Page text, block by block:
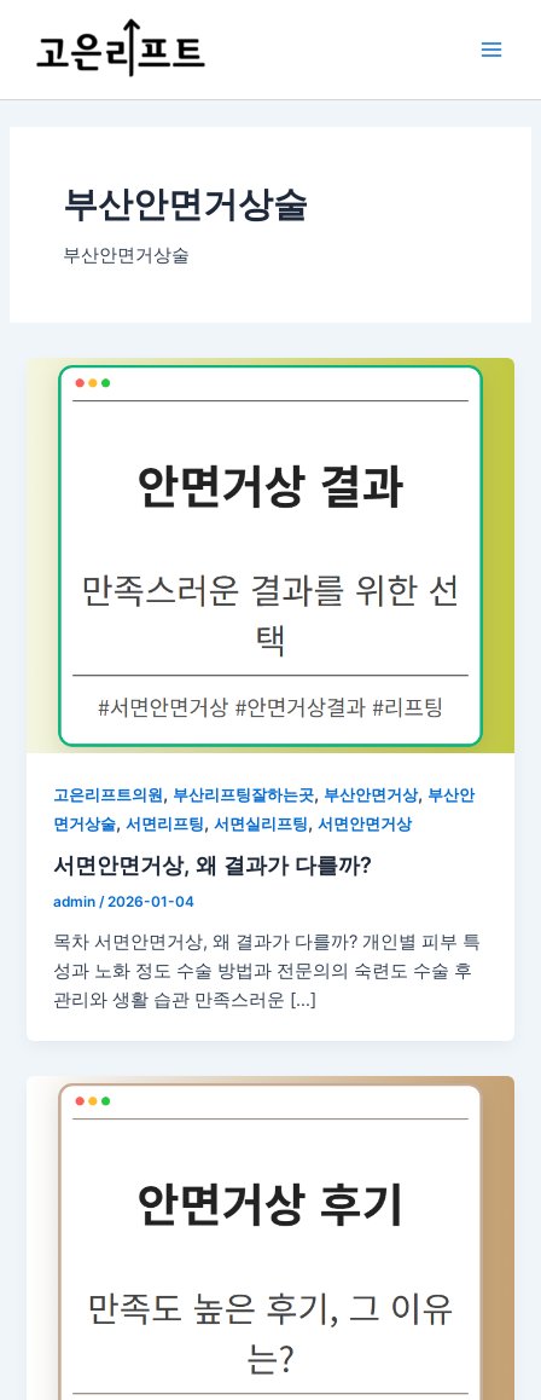
로
부산안면거상술
부산안면거상술
고은리프트의원, 부산리프팅잘하는곳, 부산안면거상, 부산안
면거상술,서면리프팅,서면실리프팅,서면안면거상
서면안면거상, 왜 결과가 다를까?
admin/2026-01-04
목차 서면안면거상, 왜 결과가 다를까? 개인별 피부 특
성과 노화 정도 수술 방법과 전문의의 숙련도 수술 후
관리와 생활 습관 만족스러운 […]
페